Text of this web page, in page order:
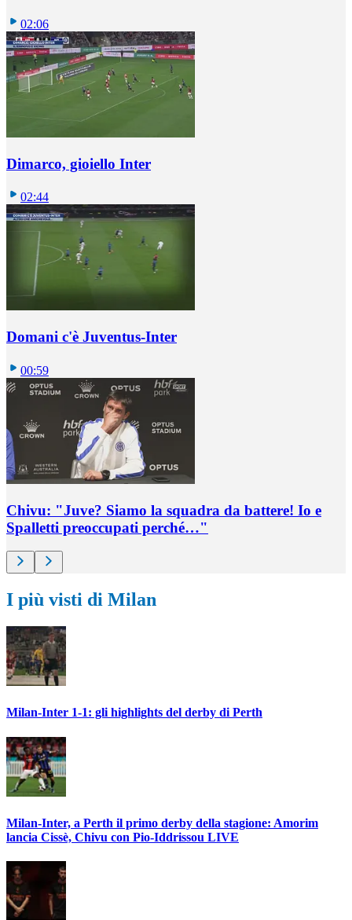
02:06
Dimarco, gioiello Inter
02:44
Domani c'è Juventus-Inter
00:59
Chivu: "Juve? Siamo la squadra da battere! Io e
Spalletti preoccupati perché…"
I più visti di Milan
Milan-Inter 1-1: gli highlights del derby di Perth
Milan-Inter, a Perth il primo derby della stagione: Amorim
lancia Cissè, Chivu con Pio-Iddrissou LIVE